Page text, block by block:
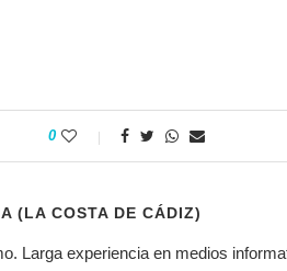
0
(LA COSTA DE CÁDIZ)
Larga experiencia en medios